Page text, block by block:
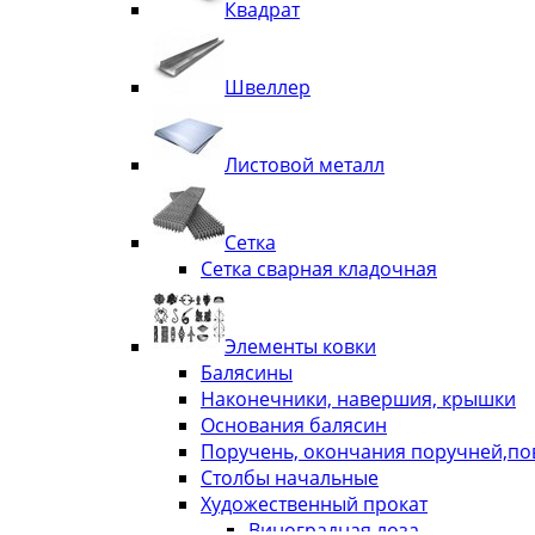
Квадрат
Швеллер
Листовой металл
Сетка
Сетка сварная кладочная
Элементы ковки
Балясины
Наконечники, навершия, крышки
Основания балясин
Поручень, окончания
Столбы начальные
Художественный прокат